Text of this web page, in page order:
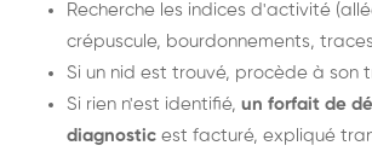
Recherche les indices d'activité
crépuscule, bourdonnements,
Si un nid est trouvé, procède à son
Si rien n'est identifié, un forfait de
diagnostic est facturé, expliqué